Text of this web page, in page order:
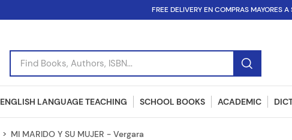
FREE DELIVERY EN COMPRAS MAYORES
Find Books, Authors, ISBN...
ENGLISH LANGUAGE TEACHING SCHOOL BOOKS ACADEMIC
MI MARIDO Y SU MUJER - Vergara